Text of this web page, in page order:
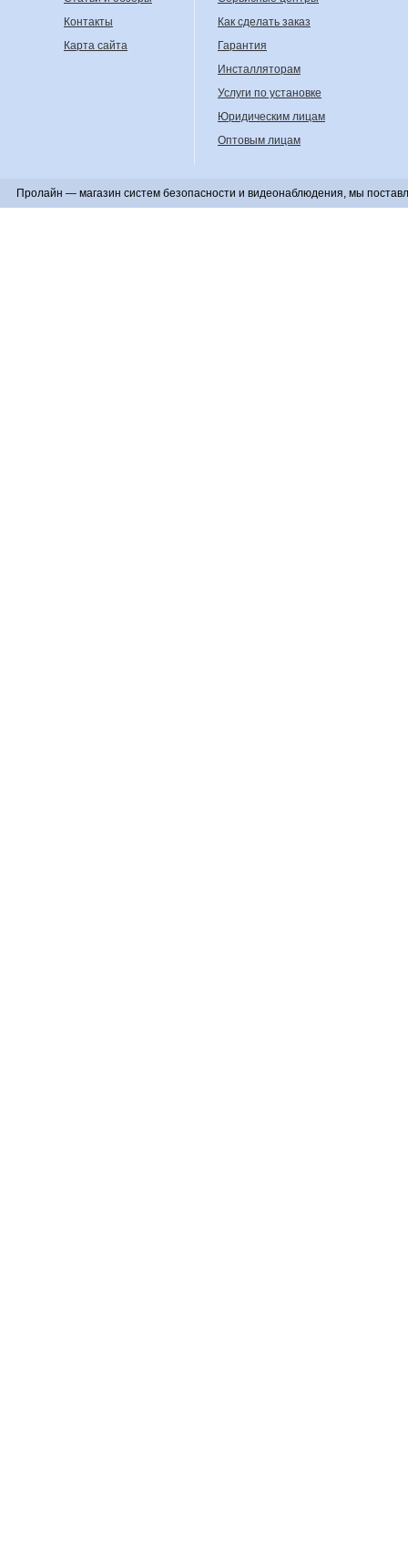
Контакты
Карта сайта
Как сделать заказ
Гарантия
Инсталляторам
Услуги по установке
Юридическим лицам
Оптовым лицам
Пролайн — магазин систем безопасности и видеонаблюдения, мы